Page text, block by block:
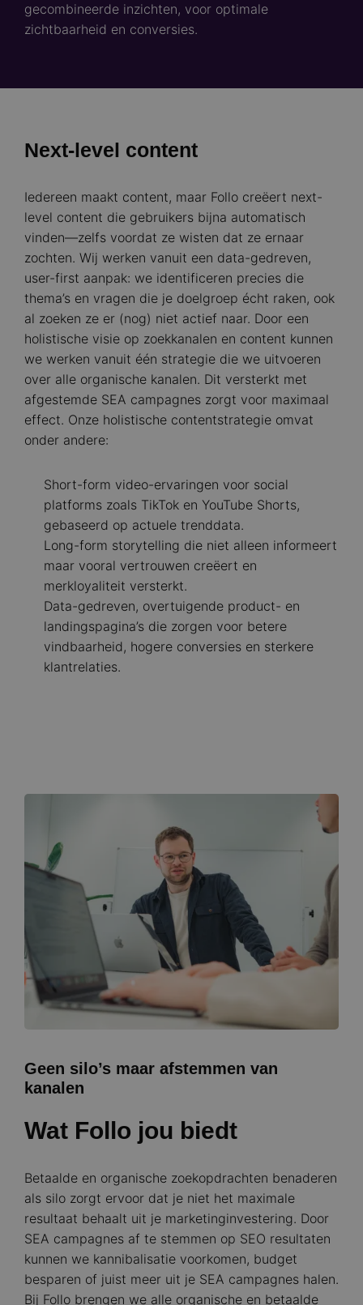
gecombineerde inzichten, voor optimale
zichtbaarheid en conversies.
Next-level content
Iedereen maakt content, maar Follo creëert next-
level content die gebruikers bijna automatisch
vinden—zelfs voordat ze wisten dat ze ernaar
zochten. Wij werken vanuit een data-gedreven,
user-first aanpak: we identificeren precies die
thema’s en vragen die je doelgroep écht raken, ook
al zoeken ze er (nog) niet actief naar. Door een
holistische visie op zoekkanalen en content kunnen
we werken vanuit één strategie die we uitvoeren
over alle organische kanalen. Dit versterkt met
afgestemde SEA campagnes zorgt voor maximaal
effect. Onze holistische contentstrategie omvat
onder andere:
Short-form video-ervaringen voor social
platforms zoals TikTok en YouTube Shorts,
gebaseerd op actuele trenddata.
Long-form storytelling die niet alleen informeert
maar vooral vertrouwen creëert en
merkloyaliteit versterkt.
Data-gedreven, overtuigende product- en
landingspagina’s die zorgen voor betere
vindbaarheid, hogere conversies en sterkere
klantrelaties.
Geen silo’s maar afstemmen van
kanalen
Wat Follo jou biedt
Betaalde en organische zoekopdrachten benaderen
als silo zorgt ervoor dat je niet het maximale
resultaat behaalt uit je marketinginvestering. Door
SEA campagnes af te stemmen op SEO resultaten
kunnen we kannibalisatie voorkomen, budget
besparen of juist meer uit je SEA campagnes halen.
Bij Follo brengen we alle organische en betaalde